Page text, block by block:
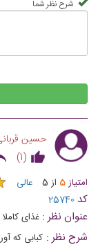
شرح نظر شما
حسین
(
1
)
امتیاز5 از 5 عالی
کد 25740
عنوان نظر : غذای
شرح نظر : کبابی که